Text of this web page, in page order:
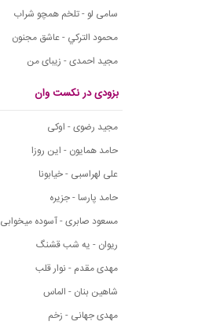
سامی لو - تلخم همچو شراب
محمود التركي - عاشق مجنون
مجید احمدی - زیبای من
بزودی در نکست وان
مجید رضوی - اوکی
حامد همایون - این روزا
علی لهراسبی - خیابونا
حامد پارسا - جزیره
مسعود صابری - آسوده میخوابی
ریوان - یه شب قشنگ
مهدی مقدم - نوار قلب
شاهین بنان - الماس
مهدی جهانی - زخم